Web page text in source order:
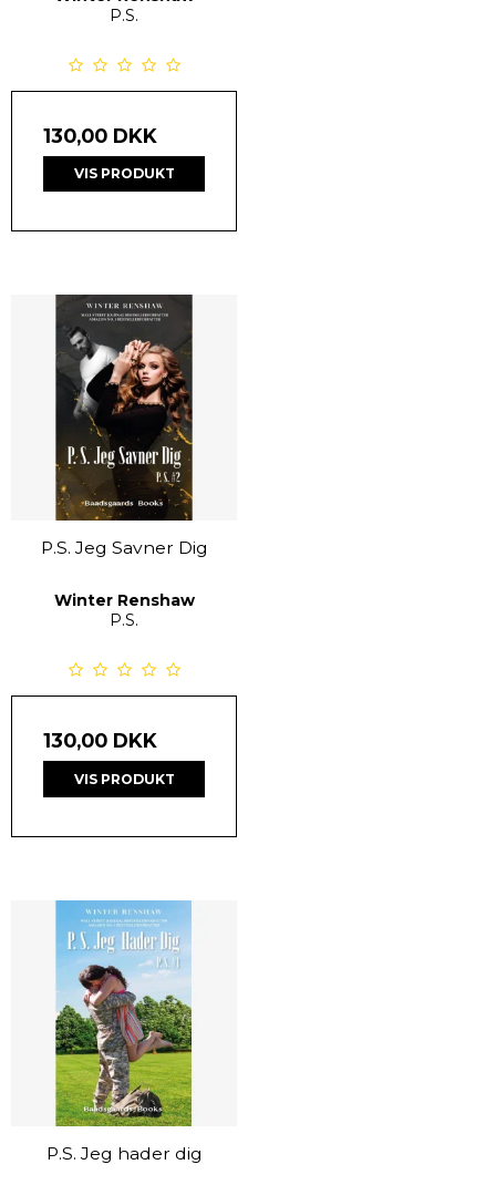
P.S.
130,00 DKK
VIS PRODUKT
P.S. Jeg Savner Dig
Winter Renshaw
P.S.
130,00 DKK
VIS PRODUKT
P.S. Jeg hader dig